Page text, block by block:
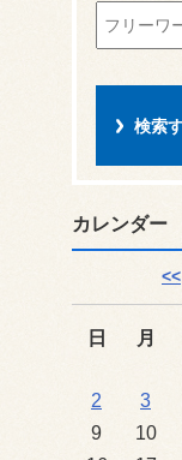
カレンダー
<<
日 月
2
3
9
10